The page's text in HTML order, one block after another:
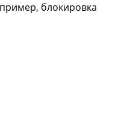
блокировка